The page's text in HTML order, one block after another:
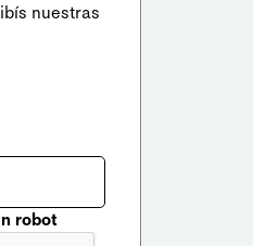
nuestras
robot